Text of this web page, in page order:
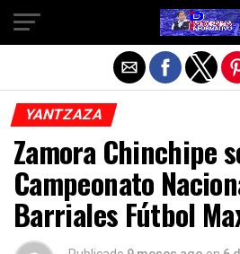
YANTZAZA
Zamora Chinchipe
Campeonato
Barriales Fútbol
Salir de la